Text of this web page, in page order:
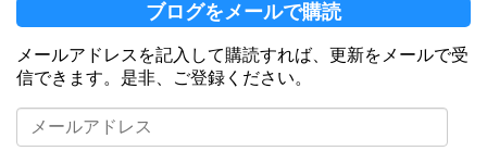
ブログをメールで購読
メールアドレスを記入して購読すれば、更新をメールで受
信できます。是非、ご登録ください。
メ
ー